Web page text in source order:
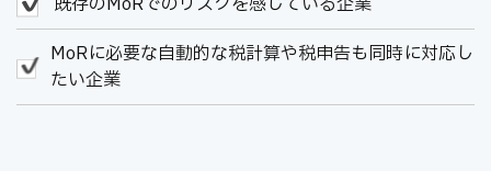
MoRに必要な自動的な税計算や税申告も同時に対応し
たい企業